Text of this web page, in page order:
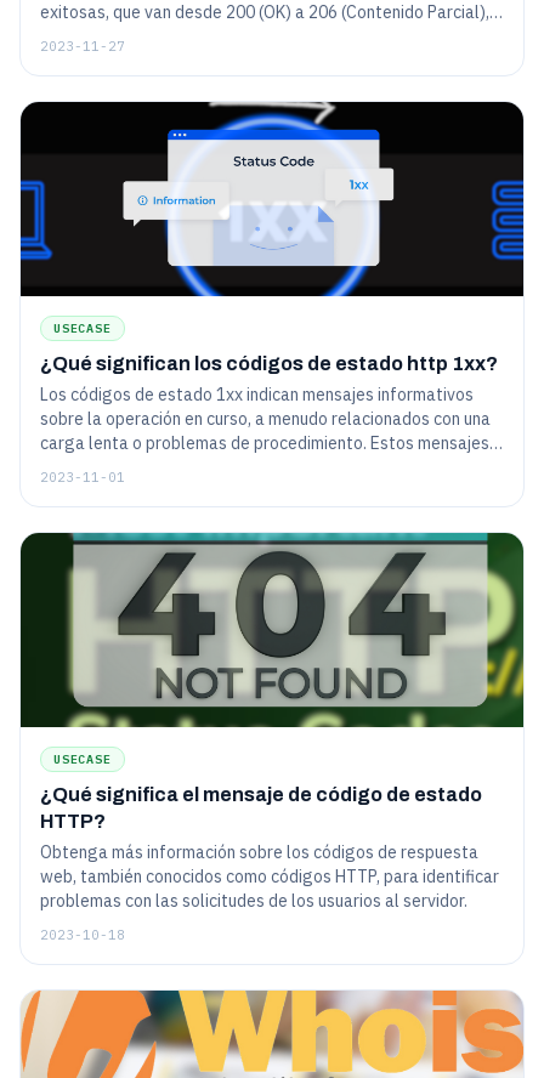
exitosas, que van desde 200 (OK) a 206 (Contenido Parcial),
confirmando la comunicación efectiva entre el cliente y el
2023-11-27
USECASE
¿Qué significan los códigos de estado http 1xx?
Los códigos de estado 1xx indican mensajes informativos
sobre la operación en curso, a menudo relacionados con una
carga lenta o problemas de procedimiento. Estos mensajes
no son visibles para el usuario final y no indican ningún error
2023-11-01
USECASE
¿Qué significa el mensaje de código de estado
HTTP?
Obtenga más información sobre los códigos de respuesta
web, también conocidos como códigos HTTP, para identificar
problemas con las solicitudes de los usuarios al servidor.
2023-10-18